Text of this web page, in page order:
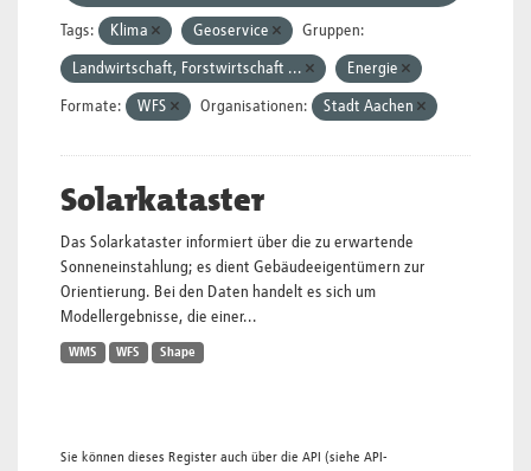
Tags: Klima Geoservice Gruppen:
Landwirtschaft, Forstwirtschaft ... Energie
Formate: WFS Organisationen: Stadt Aachen
Solarkataster
Das Solarkataster informiert über die zu erwartende
Sonneneinstahlung; es dient Gebäudeeigentümern zur
Orientierung. Bei den Daten handelt es sich um
Modellergebnisse, die einer...
WMS WFS Shape
Sie können dieses Register auch über die API (siehe API-